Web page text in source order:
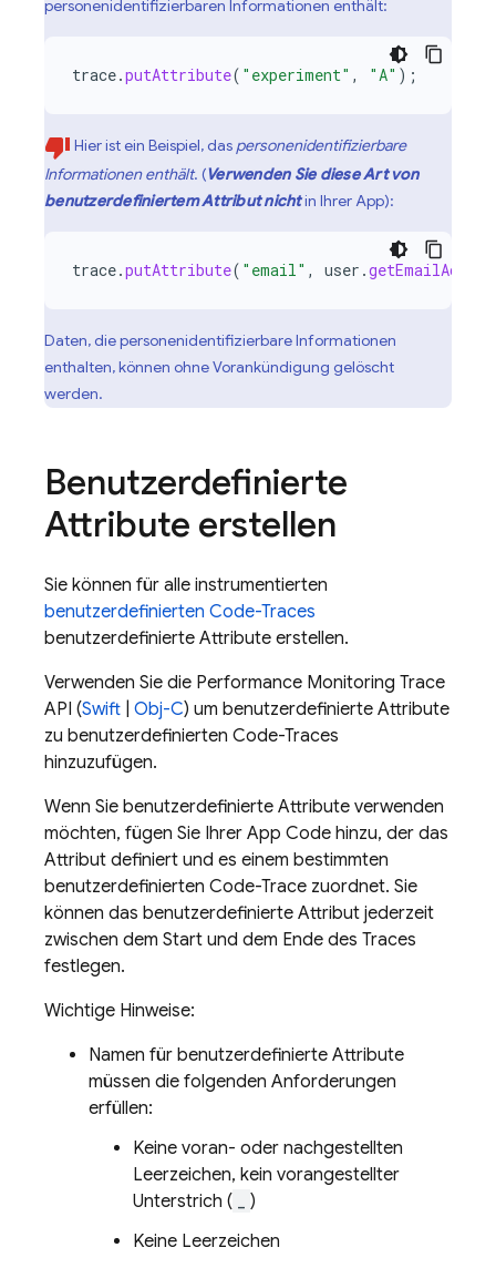
personenidentifizierbaren Informationen enthält:
trace.putAttribute( "experiment" , "A" );
Hier ist ein Beispiel, das personenidentifizierbare
Informationen enthält. (Verwenden Sie diese Art von
benutzerdefiniertem Attribut nichtin Ihrer App):
trace.putAttribute( "email" , user .
Daten, die personenidentifizierbare Informationen
enthalten, können ohne Vorankündigung gelöscht
werden.
Benutzerdefinierte
Attribute erstellen
Sie können für alle instrumentierten
benutzerdefinierten Code-Traces
benutzerdefinierte Attribute erstellen.
Verwenden Sie die Performance Monitoring Trace
API (Swift Obj-C) um benutzerdefinierte Attribute
zu benutzerdefinierten Code-Traces
hinzuzufügen.
Wenn Sie benutzerdefinierte Attribute verwenden
möchten, fügen Sie Ihrer App Code hinzu, der das
Attribut definiert und es einem bestimmten
benutzerdefinierten Code-Trace zuordnet. Sie
können das benutzerdefinierte Attribut jederzeit
zwischen dem Start und dem Ende des Traces
festlegen.
Wichtige Hinweise:
Namen für benutzerdefinierte Attribute
müssen die folgenden Anforderungen
erfüllen:
Keine voran- oder nachgestellten
Leerzeichen, kein vorangestellter
Unterstrich (
)
Keine Leerzeichen